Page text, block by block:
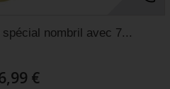
nombril avec 7...
€